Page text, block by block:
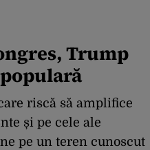
Trump
riscă să amplifice
și pe cele ale
pe un teren cunoscut